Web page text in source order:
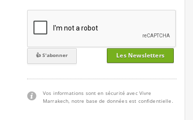
Les Newsletters
Vos informations sont en sécurité avec Vivre
Marrakech, notre base de données est confidentielle.